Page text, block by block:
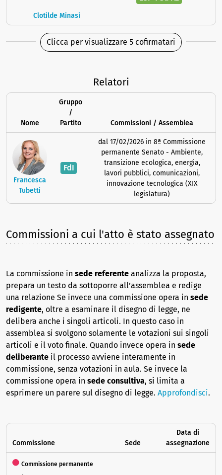
Clotilde Minasi
Clicca per visualizzare 5 cofirmatari
Relatori
Nome
Gruppo
/
Partito
Commissioni / Assemblea
Francesca
Tubetti
FdI
dal 17/02/2026 in 8ª Commissione
permanente Senato - Ambiente,
transizione ecologica, energia,
lavori pubblici, comunicazioni,
innovazione tecnologica (XIX
legislatura)
Commissioni a cui l'atto è stato assegnato
La commissione in sede referente analizza la proposta,
prepara un testo da sottoporre all’assemblea e redige
una relazione Se invece una commissione opera in sede
redigente, oltre a esaminare il disegno di legge, ne
delibera anche i singoli articoli. In questo caso in
assemblea si svolgono solamente le votazioni sui singoli
articoli e il voto finale. Quando invece opera in sede
deliberante il processo avviene interamente in
commissione, senza votazioni in aula. Se invece la
commissione opera in sede consultiva, si limita a
esprimere un parere sul disegno di legge. Approfondisci.
Commissione Sede
Data di
assegnazione
Commissione permanente